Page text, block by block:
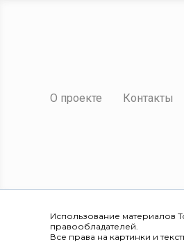
О проекте Контакты
Использование материалов
правообладателей.
Все права на картинки и